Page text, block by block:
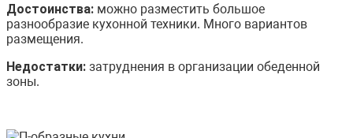
Достоинства: можно разместить большое
разнообразие кухонной техники. Много вариантов
размещения.
Недостатки: затруднения в организации обеденной
зоны.